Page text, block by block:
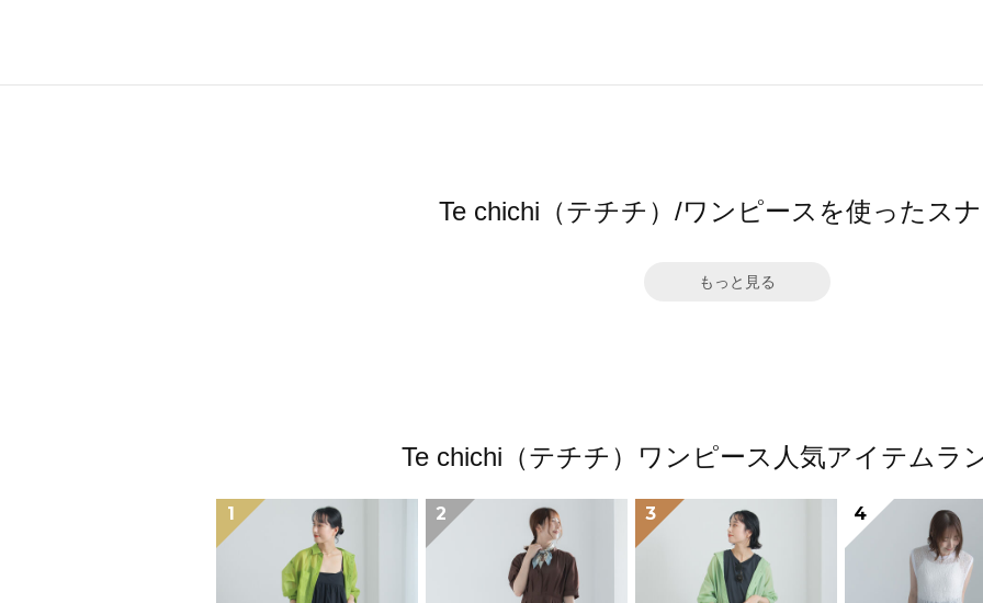
Te chichi（テチチ）/ワンピースを使ったス
もっと見る
Te chichi（テチチ）ワンピース人気アイテムラ
1 2 3 4